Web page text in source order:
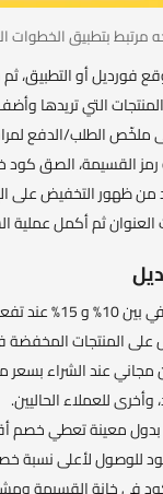
بتطبيق الخطوات
فورديل أو
التي تريدها
ملخّص الطلب/الدفع
الصق كود خصم فورديل ١٠٠
ظهور التخفيض على
العنوان ثم أكمل عملية
في صفحة الدفع.
المنتجات المخفضة
عند الشراء بسعر
للعملاء الحاليين.
بدول معينة تعطي خصم
للوصول لأعلى نسبة